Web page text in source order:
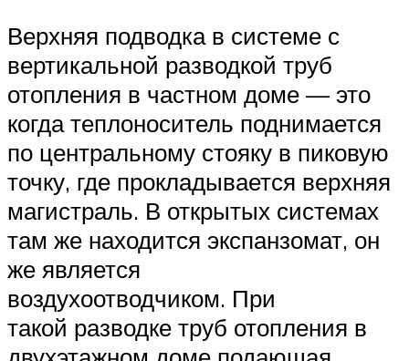
Верхняя подводка в системе с
вертикальной разводкой труб
отопления в частном доме — это
когда теплоноситель поднимается
по центральному стояку в пиковую
точку, где прокладывается верхняя
магистраль. В открытых системах
там же находится экспанзомат, он
же является
воздухоотводчиком. При
такой разводке труб отопления в